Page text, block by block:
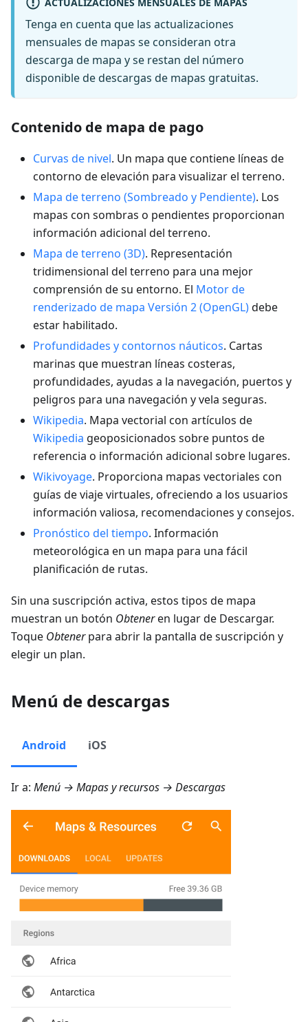
Tenga en cuenta que las actualizaciones
mensuales de mapas se consideran otra
descarga de mapa y se restan del número
disponible de descargas de mapas gratuitas.
Contenido de mapa de pago
Curvas de nivel. Un mapa que contiene líneas de
contorno de elevación para visualizar el terreno.
Mapa de terreno (Sombreado y Pendiente). Los
mapas con sombras o pendientes proporcionan
información adicional del terreno.
Mapa de terreno (3D). Representación
tridimensional del terreno para una mejor
comprensión de su entorno. El Motor de
renderizado de mapa Versión 2 (OpenGL)debe
estar habilitado.
Profundidades y contornos náuticos. Cartas
marinas que muestran líneas costeras,
profundidades, ayudas a la navegación, puertos y
peligros para una navegación y vela seguras.
Wikipedia. Mapa vectorial con artículos de
Wikipedia geoposicionados sobre puntos de
referencia o información adicional sobre lugares.
Wikivoyage. Proporciona mapas vectoriales con
guías de viaje virtuales, ofreciendo a los usuarios
información valiosa, recomendaciones y consejos.
Pronóstico del tiempo. Información
meteorológica en un mapa para una fácil
planificación de rutas.
Sin una suscripción activa, estos tipos de mapa
muestran un botón Obteneren lugar de Descargar.
Toque Obtenerpara abrir la pantalla de suscripción y
elegir un plan.
Menú de descargas
Android iOS
Ir a: Menú → Mapas y recursos → Descargas